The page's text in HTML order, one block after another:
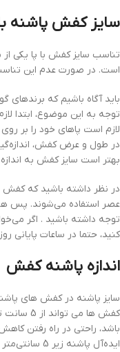
سایز کفش پاشنه
تناسب سایز کفش با پا یکی از
است. در صورت عدم این
باید آگاه باشیم که برندهای
توجه به این موضوع، ابتدا
لازم است پاهای خود را بر
در طول و عرض کفش،
بهتر است سایز کفش به
در نظر داشته باشید که
عصر استفاده می‌شوند. پس
توجه داشته باشید . اگر
کنید، حتما در ساعات پایانی
اندازه پاشنه کفش
سایز پاشنه در کفش های
باشد، راحتی در راه رفتن